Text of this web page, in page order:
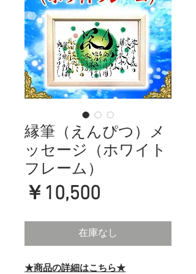
縁筆（えんぴつ）メ
ッセージ（ホワイト
フレーム）
￥10,500
格
在庫なし
★商品の詳細はこちら★